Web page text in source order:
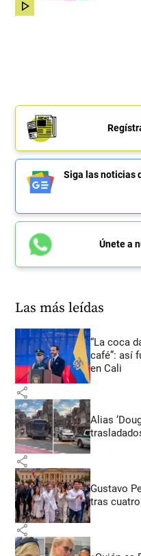
share
Siga las noticias
Únete a
Las más leídas
“La coca
café”: así
en Cali
share
Alias
share
Gustavo
tras
share